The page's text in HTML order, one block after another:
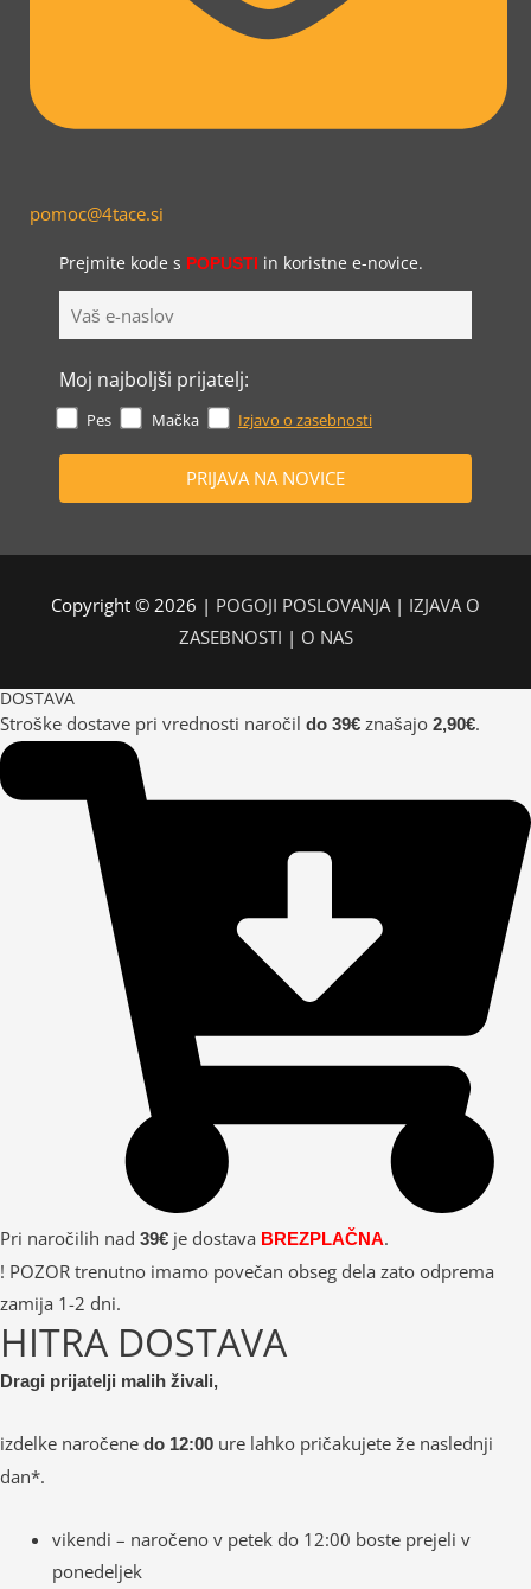
pomoc@4tace.si
Prejmite kode s POPUSTI in koristne e-novice.
Moj najboljši prijatelj:
Pes Mačka Izjavo o zasebnosti
Copyright © 2026 | POGOJI POSLOVANJA| IZJAVA O
ZASEBNOSTI | O NAS
DOSTAVA
Stroške dostave pri vrednosti naročil do 39€ znašajo 2,90€.
Pri naročilih nad 39€ je dostava BREZPLAČNA.
! POZOR trenutno imamo povečan obseg dela zato odprema
zamija 1-2 dni.
HITRA DOSTAVA
Dragi prijatelji malih živali,
izdelke naročene do 12:00 ure lahko pričakujete že naslednji
dan*.
vikendi – naročeno v petek do 12:00 boste prejeli v
ponedeljek